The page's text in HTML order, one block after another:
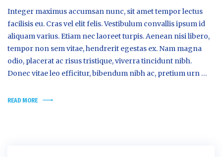
Integer maximus accumsan nunc, sit amet tempor lectus
facilisis eu. Cras vel elit felis. Vestibulum convallis ipsum id
aliquam varius. Etiam nec laoreet turpis. Aenean nisi libero,
tempor non sem vitae, hendrerit egestas ex. Nam magna
odio, placerat ac risus tristique, viverra tincidunt nibh.
Donec vitae leo efficitur, bibendum nibh ac, pretium urn …
READ MORE